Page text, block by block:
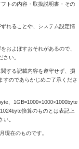
トの内容・取扱説明書・その
れることや、システム設定情
およぼすおそれがあるので、
い。
する記載内容を遵守せず、損
すのであらかじめご了承くださ
、1GB=1000×1000×1000byte
換算のものとは表記上
。
現在のものです。